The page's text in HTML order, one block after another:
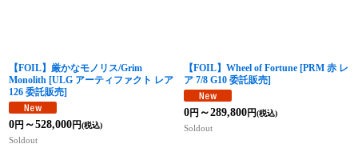
【FOIL】厳かなモノリス/Grim
Monolith [ULG アーティファクト レア
126 委託販売]
0円 ～528,000円(税込)
Soldout
【FOIL】Wheel of Fortune [PRM 赤 レ
ア 7/8 G10 委託販売]
0円 ～289,800円(税込)
Soldout